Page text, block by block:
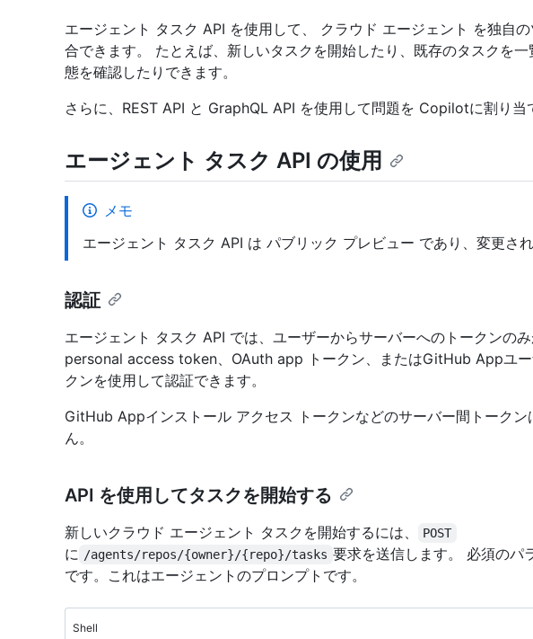
エージェント タスク API を使用して、 クラウド エージェント を独自
合できます。 たとえば、新しいタスクを開始したり、既存のタスクを
態を確認したりできます。
さらに、REST API と GraphQL API を使用して問題を Copilotに割り当
エージェント タスク API の使用
メモ
エージェント タスク API は パブリック プレビュー であり、変更さ
認証
エージェント タスク API では、ユーザーからサーバーへのトークンのみ
personal access token、OAuth app トークン、またはGitHub Appユ
クンを使用して認証できます。
GitHub Appインストール アクセス トークンなどのサーバー間トークン
ん。
API を使用してタスクを開始する
新しいクラウド エージェント タスクを開始するには、 POST
に /agents/repos/{owner}/{repo}/tasks 要求を送信します。 必須のパ
です。これはエージェントのプロンプトです。
Shell